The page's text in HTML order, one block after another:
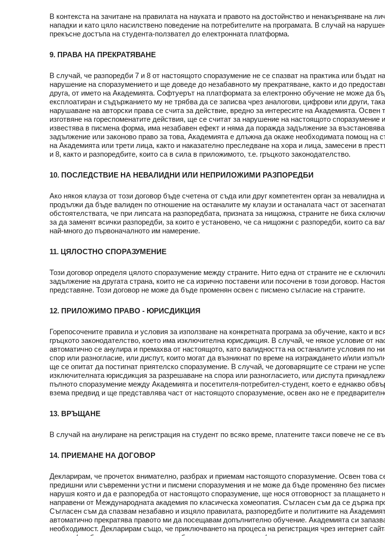
В контекста на зачитане на правилата на науката и правото на достойнство и ненакърняване на
нападки и като цяло насилствено поведение на потребителите на програмата. В случай на
прекъсне достъпа на студента-ползвател до електронната платформа.
9. ПРАВА НА ПРЕКРАТЯВАНЕ
В случай, че разпоредби 7 и 8 от настоящото споразумение не се спазват на практика или бъдат
нарушение на споразумението и ще доведе до незабавното му прекратяване, както и до
друга, от името на Академията. Софтуерът на платформата за електронно обучение не може да
експлоатиран и съдържанието му не трябва да се записва чрез аналогови, цифрови или други,
нарушаване на авторски права се счита за действие, вредно за интересите на Академията.
изготвяне на гореспоменатите действия, ще се считат за нарушение на настоящото
известява в писмена форма, има незабавен ефект и няма да поражда задължение за
задължение или законово право за това, Академията е длъжна да окаже необходимата помощ на
на Академията или трети лица, както и наказателно преследване на хора и лица, замесени в
и 8, както и разпоредбите, които са в сила в приложимото, т.е. гръцкото законодателство.
10. ПОСЛЕДСТВИЕ НА НЕВАЛИДНИ ИЛИ НЕПРИЛОЖИМИ РАЗПОРЕДБИ
Ако някоя клауза от този договор бъде счетена от съда или друг компетентен орган за
продължи да бъде валиден по отношение на останалите му клаузи и останалата част от
обстоятелствата, че при липсата на разпоредбата, призната за нищожна, страните не биха
за да заменят всички разпоредби, за които е установено, че са нищожни с разпоредби, които са
най-много до първоначалното им намерение.
11. ЦЯЛОСТНО СПОРАЗУМЕНИЕ
Този договор определя цялото споразумение между страните. Нито една от страните не е
задължение на другата страна, които не са изрично поставени или посочени в този договор.
представяне. Този договор не може да бъде променян освен с писмено съгласие на страните.
12. ПРИЛОЖИМО ПРАВО - ЮРИСДИКЦИЯ
Горепосочените правила и условия за използване на конкретната програма за обучение, както и
гръцкото законодателство, което има изключителна юрисдикция. В случай, че някое условие от
автоматично се анулира и премахва от настоящото, като валидността на останалите условия по
спор или разногласие, или диспут, които могат да възникнат по време на изграждането и/или
ще се опитат да постигнат приятелско споразумение. В случай, че договарящите се страни не
изключителната юрисдикция за разрешаване на спора или разногласието, или диспута
пълното споразумение между Академията и посетителя-потребител-студент, което е еднакво
взема предвид и ще представлява част от настоящото споразумение, освен ако не е
13. ВРЪЩАНЕ
В случай на анулиране на регистрация на студент по всяко време, платените такси повече не се
14. ПРИЕМАНЕ НА ДОГОВОР
Декларирам, че прочетох внимателно, разбрах и приемам настоящото споразумение. Освен това
предишни или съвременни устни и писмени споразумения и не може да бъде променяно без
нарушя която и да е разпоредба от настоящото споразумение, ще нося отговорност за плащането
направени от Международната академия по класическа хомеопатия. Съгласен съм да се държа
Съгласен съм да спазвам незабавно и изцяло правилата, разпоредбите и политиките на
автоматично прекратява правото ми да посещавам допълнително обучение. Академията си
необходимост. Декларирам също, че приключването на процеса на регистрация чрез интернет